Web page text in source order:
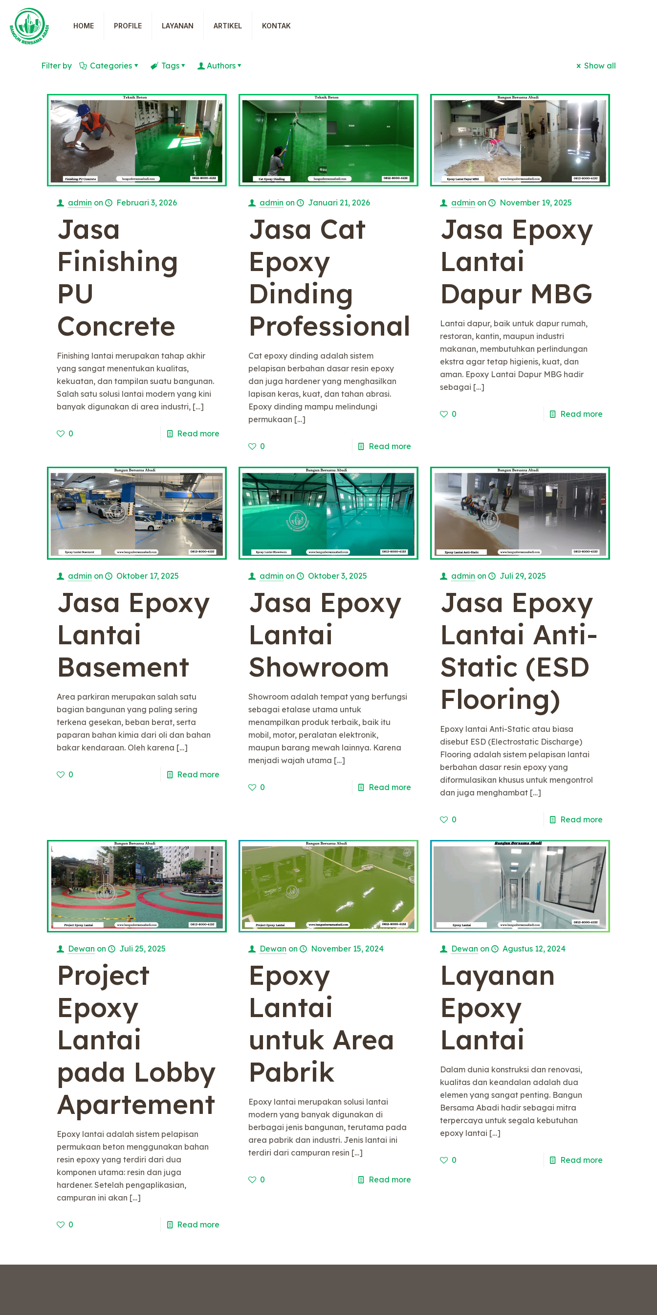
HOME PROFILE LAYANAN ARTIKEL KONTAK
Filter by Categories Tags Authors Show all
admin on Februari 3, 2026
Jasa
Finishing
PU
Concrete
Finishing lantai merupakan tahap akhir
yang sangat menentukan kualitas,
kekuatan, dan tampilan suatu bangunan.
Salah satu solusi lantai modern yang kini
banyak digunakan di area industri,[…]
0 Read more
admin on Januari 21, 2026
Jasa Cat
Epoxy
Dinding
Professional
Cat epoxy dinding adalah sistem
pelapisan berbahan dasar resin epoxy
dan juga hardener yang menghasilkan
lapisan keras, kuat, dan tahan abrasi.
Epoxy dinding mampu melindungi
permukaan […]
0 Read more
admin on November 19, 2025
Jasa Epoxy
Lantai
Dapur MBG
Lantai dapur, baik untuk dapur rumah,
restoran, kantin, maupun industri
makanan, membutuhkan perlindungan
ekstra agar tetap higienis, kuat, dan
aman. Epoxy Lantai Dapur MBG hadir
sebagai […]
0 Read more
admin on Oktober 17, 2025
Jasa Epoxy
Lantai
Basement
Area parkiran merupakan salah satu
bagian bangunan yang paling sering
terkena gesekan, beban berat, serta
paparan bahan kimia dari oli dan bahan
bakar kendaraan. Oleh karena […]
0 Read more
admin on Oktober 3, 2025
Jasa Epoxy
Lantai
Showroom
Showroom adalah tempat yang berfungsi
sebagai etalase utama untuk
menampilkan produk terbaik, baik itu
mobil, motor, peralatan elektronik,
maupun barang mewah lainnya. Karena
menjadi wajah utama […]
0 Read more
admin on Juli 29, 2025
Jasa Epoxy
Lantai Anti-
Static (ESD
Flooring)
Epoxy lantai Anti-Static atau biasa
disebut ESD (Electrostatic Discharge)
Flooring adalah sistem pelapisan lantai
berbahan dasar resin epoxy yang
diformulasikan khusus untuk mengontrol
dan juga menghambat[…]
0 Read more
Dewan on Juli 25, 2025
Project
Epoxy
Lantai
pada Lobby
Apartement
Epoxy lantai adalah sistem pelapisan
permukaan beton menggunakan bahan
resin epoxy yang terdiri dari dua
komponen utama: resin dan juga
hardener. Setelah pengaplikasian,
campuran ini akan […]
0 Read more
Dewan on November 15, 2024
Epoxy
Lantai
untuk Area
Pabrik
Epoxy lantai merupakan solusi lantai
modern yang banyak digunakan di
berbagai jenis bangunan, terutama pada
area pabrik dan industri. Jenis lantai ini
terdiri dari campuran resin […]
0 Read more
Dewan on Agustus 12, 2024
Layanan
Epoxy
Lantai
Dalam dunia konstruksi dan renovasi,
kualitas dan keandalan adalah dua
elemen yang sangat penting. Bangun
Bersama Abadi hadir sebagai mitra
terpercaya untuk segala kebutuhan
epoxy lantai […]
0 Read more